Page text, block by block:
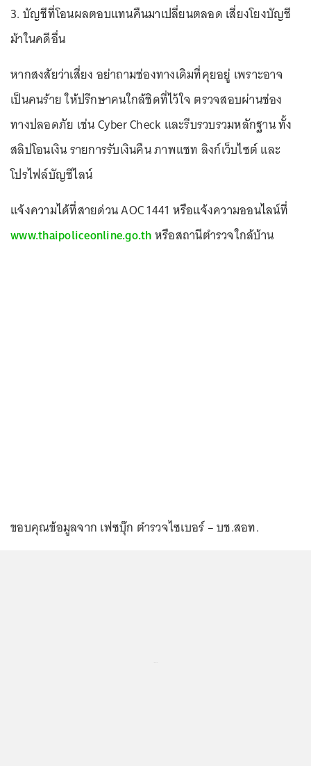
3. บัญชีที่โอนผลตอบแทนคืนมาเปลี่ยนตลอด เสี่ยงโยงบัญชี
ม้าในคดีอื่น
หากสงสัยว่าเสี่ยง อย่าถามช่องทางเดิมที่คุยอยู่ เพราะอาจ
เป็นคนร้าย ให้ปรึกษาคนใกล้ชิดที่ไว้ใจ ตรวจสอบผ่านช่อง
ทางปลอดภัย เช่น Cyber Check และรีบรวบรวมหลักฐาน ทั้ง
สลิปโอนเงิน รายการรับเงินคืน ภาพแชท ลิงก์เว็บไซต์ และ
โปรไฟล์บัญชีไลน์
แจ้งความได้ที่สายด่วน AOC 1441 หรือแจ้งความออนไลน์ที่
www.thaipoliceonline.go.thหรือสถานีตำรวจใกล้บ้าน
ขอบคุณข้อมูลจาก เฟซบุ๊ก ตำรวจไซเบอร์ – บช.สอท.